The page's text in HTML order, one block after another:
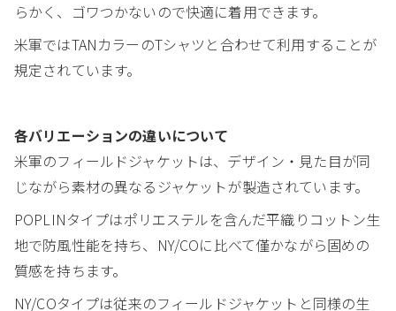
らかく、ゴワつかないので快適に着用できます。
米軍ではTANカラーのTシャツと合わせて利用することが
規定されています。
各バリエーションの違いについて
米軍のフィールドジャケットは、デザイン・見た目が同
じながら素材の異なるジャケットが製造されています。
POPLINタイプはポリエステルを含んだ平織りコットン生
地で防風性能を持ち、NY/COに比べて僅かながら固めの
質感を持ちます。
NY/COタイプは従来のフィールドジャケットと同様の生